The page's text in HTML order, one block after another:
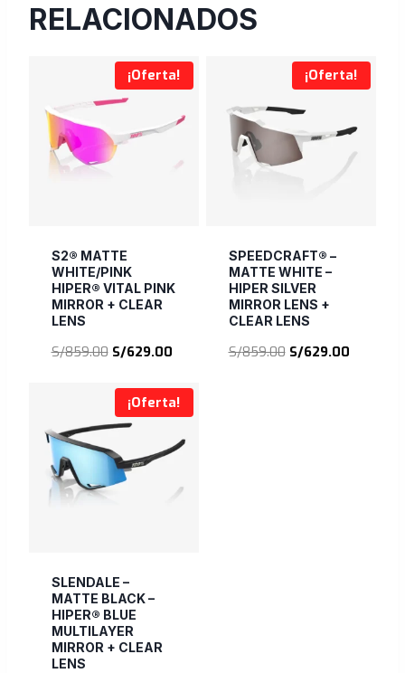
RELACIONADOS
¡Oferta!
S2® MATTE
WHITE/PINK
HIPER® VITAL PINK
MIRROR + CLEAR
LENS
S/859.00 El
original
era:
S/859.00.
S/629.00El
actual
es:
¡Oferta!
SPEEDCRAFT® –
MATTE WHITE –
HIPER SILVER
MIRROR LENS +
CLEAR LENS
S/859.00 El
S/629.00El
¡Oferta!
SLENDALE –
MATTE BLACK –
HIPER® BLUE
MULTILAYER
MIRROR + CLEAR
LENS